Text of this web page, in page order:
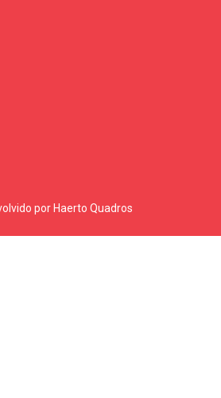
por Haerto Quadros